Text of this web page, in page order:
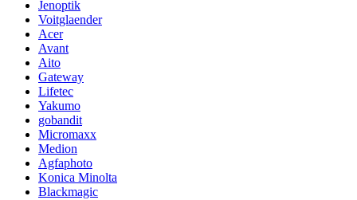
Jenoptik
Voitglaender
Acer
Avant
Aito
Gateway
Lifetec
Yakumo
gobandit
Micromaxx
Medion
Agfaphoto
Konica Minolta
Blackmagic